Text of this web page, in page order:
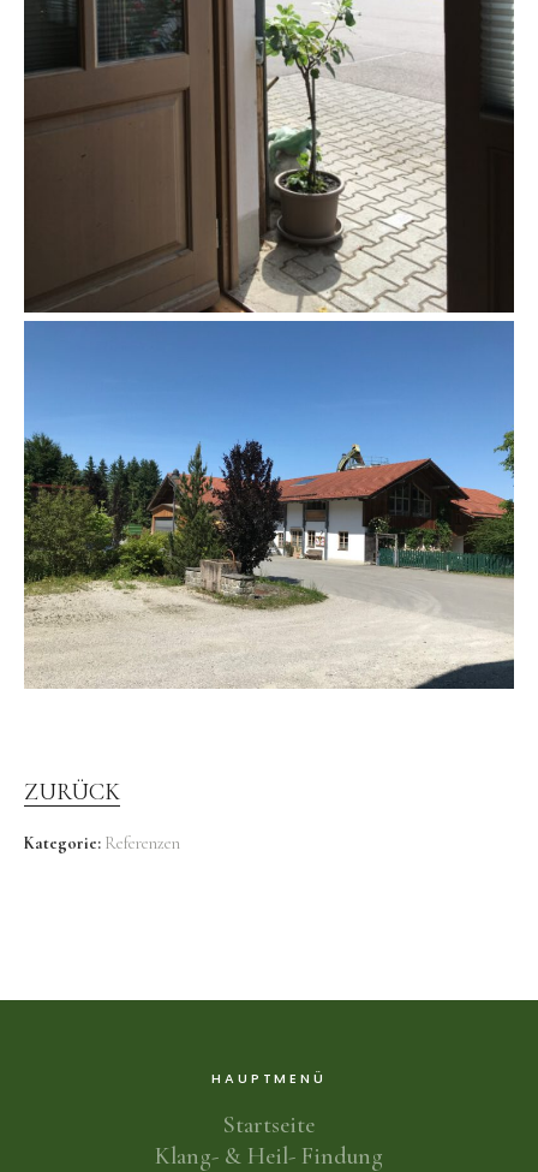
ZURÜCK
Kategorie: Referenzen
HAUPTMENÜ
Startseite
Klang- & Heil- Findung